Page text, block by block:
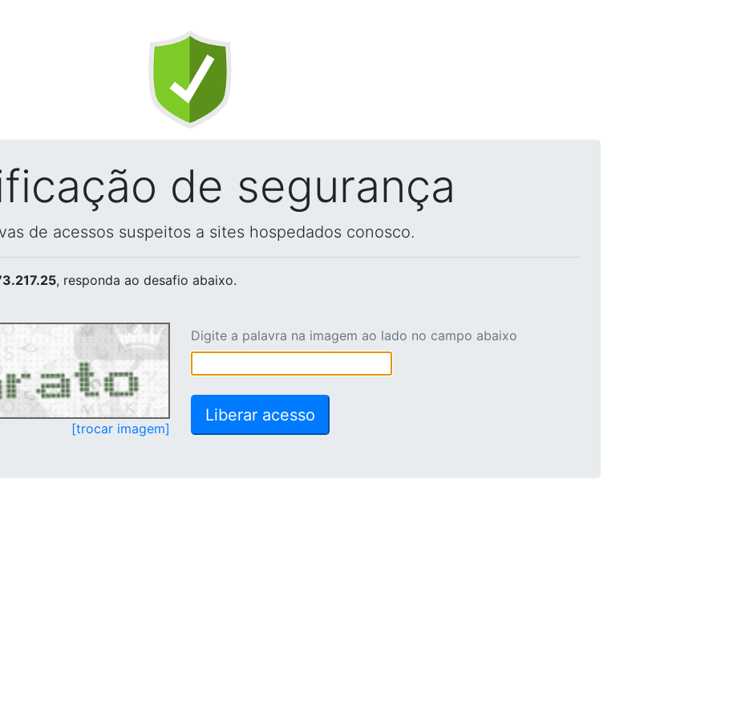
de segurança
de acessos suspeitos a sites hospedados conosco.
, responda ao desafio abaixo.
[trocar imagem]
Digite a palavra na imagem ao lado no campo abaixo